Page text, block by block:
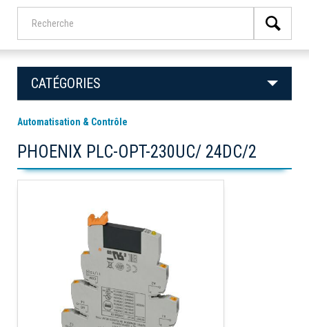
CATÉGORIES
Automatisation & Contrôle
PHOENIX PLC-OPT-230UC/ 24DC/2